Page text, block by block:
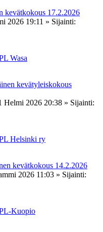
kevätkokous 17.2.2026
2026 19:11 » Sijainti:
Wasa
kevätyleiskokous
Helmi 2026 20:38 » Sijainti:
Helsinki ry
kevätkokous 14.2.2026
2026 11:03 » Sijainti:
Kuopio